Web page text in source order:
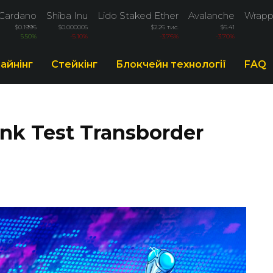
$0.1996
5.50%
Shiba Inu
$0.000005
-5.10%
Lido Staked Ether
$2.26 тис.
-3.76%
Avalanche
$6.41
-3.70%
Стейкінг Блокчейн технології FAQ
Test Transborder